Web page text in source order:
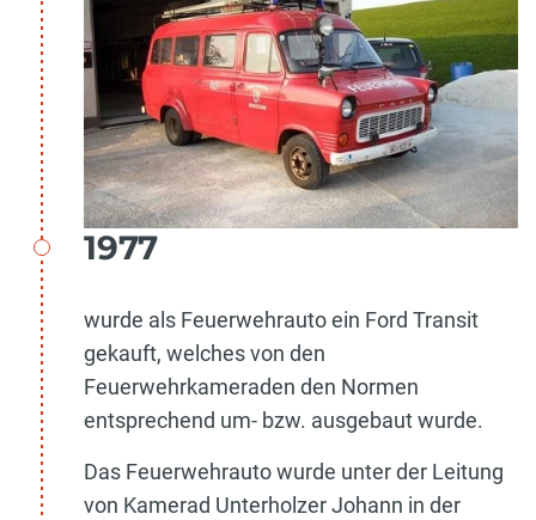
1977
wurde als Feuerwehrauto ein Ford Transit
gekauft, welches von den
Feuerwehrkameraden den Normen
entsprechend um- bzw. ausgebaut wurde.
Das Feuerwehrauto wurde unter der Leitung
von Kamerad Unterholzer Johann in der